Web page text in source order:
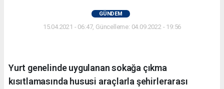
GÜNDEM
15.04.2021 - 06:47, Güncelleme: 04.09.2022 - 19:56
Yurt genelinde uygulanan sokağa çıkma
kısıtlamasında hususi araçlarla şehirlerarası